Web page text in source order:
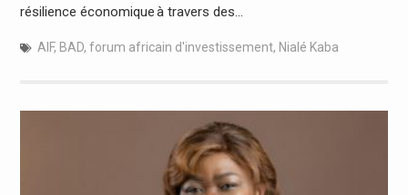
résilience économique à travers des…
AIF, BAD, forum africain d'investissement, Nialé Kaba